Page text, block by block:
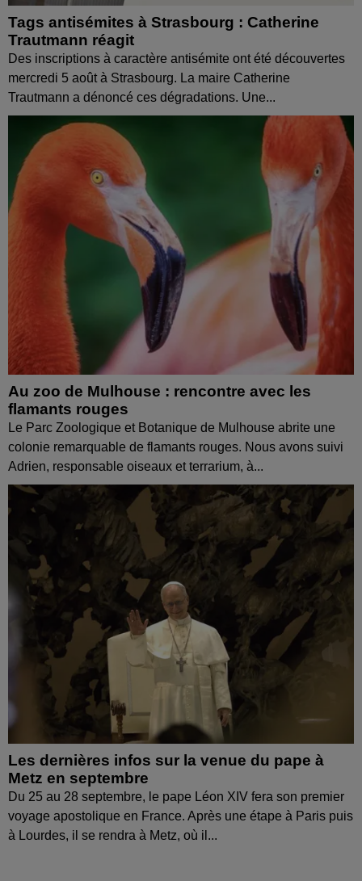
Tags antisémites à Strasbourg : Catherine
Trautmann réagit
Des inscriptions à caractère antisémite ont été découvertes
mercredi 5 août à Strasbourg. La maire Catherine
Trautmann a dénoncé ces dégradations. Une...
Au zoo de Mulhouse : rencontre avec les
flamants rouges
Le Parc Zoologique et Botanique de Mulhouse abrite une
colonie remarquable de flamants rouges. Nous avons suivi
Adrien, responsable oiseaux et terrarium, à...
Les dernières infos sur la venue du pape à
Metz en septembre
Du 25 au 28 septembre, le pape Léon XIV fera son premier
voyage apostolique en France. Après une étape à Paris puis
à Lourdes, il se rendra à Metz, où il...